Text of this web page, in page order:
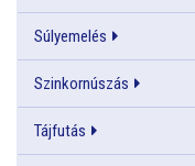
Súlyemelés
Szinkornúszás
Tájfutás